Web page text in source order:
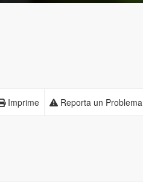
Reporta un Problema
Imprime